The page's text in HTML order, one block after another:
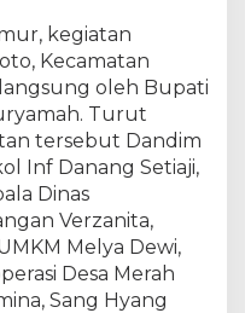
kegiatan
Kecamatan
oleh Bupati
Turut
tersebut Dandim
Inf Danang Setiaji,
Dinas
Verzanita,
Melya Dewi,
Desa Merah
Sang Hyang